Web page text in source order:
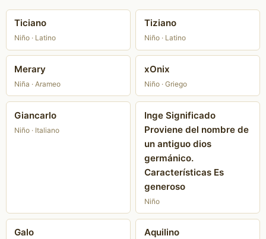
Ticiano
Niño · Latino
Tiziano
Niño · Latino
Merary
Niña · Arameo
xOnix
Niño · Griego
Giancarlo
Niño · Italiano
Inge Significado
Proviene del nombre de
un antiguo dios
germánico.
Características Es
generoso
Niño
Galo Aquilino